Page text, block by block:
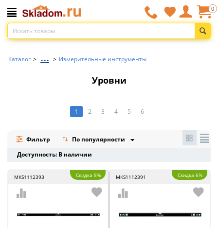
0
Каталог > ... > Измерительные инструменты
Уровни
1 2 3 4 5 6
Фильтр
По популярности
Доступность: В наличии
MKS1112393 Скидка 8% MKS1112391 Скидка 6%